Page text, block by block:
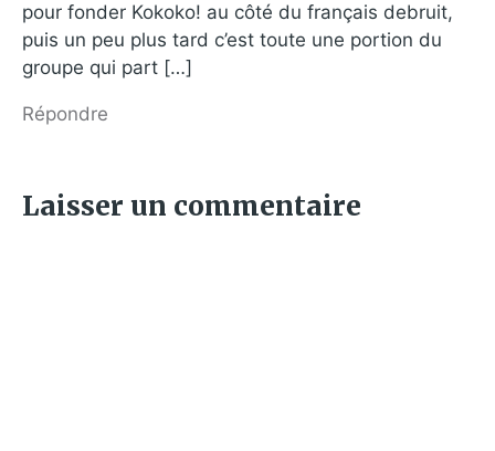
pour fonder Kokoko! au côté du français debruit,
puis un peu plus tard c’est toute une portion du
groupe qui part […]
Répondre
Laisser un commentaire